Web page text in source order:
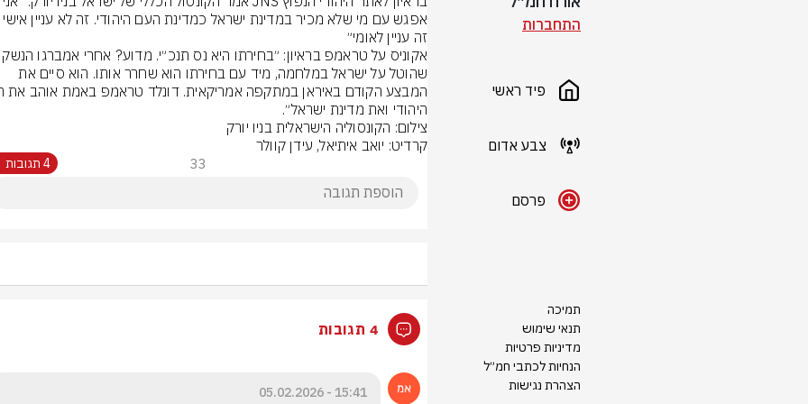
התחברות
פיד ראשי
צבע אדום
פרסם
תמיכה
תנאי שימוש
מדיניות פרטיות
הנחיות לכתבי חמ״ל
הצהרת נגישות
זה עניין לאומי״
שהוטל על ישראל במלחמה, מיד עם בחירתו הוא שחרר אותו. הוא סיים את
היהודי ואת מדינת ישראל״.
צילום: הקונסוליה הישראלית בניו יורק
קרדיט: יואב איתיאל, עידן קוולר
33 4 תגובות
4 תגובות
15:41 - 05.02.2026